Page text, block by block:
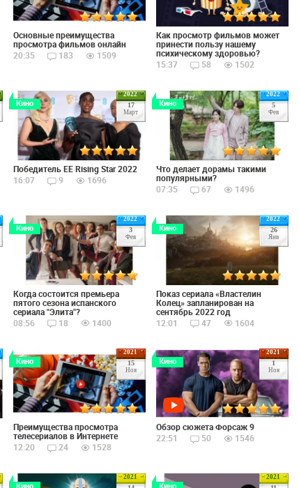
Основные преимущества
просмотра фильмов онлайн
20:35
183 1509
Как просмотр фильмов может
принести пользу нашему
психическому здоровью?
15:37
58 1502
2022
17
Март
Кино
Победитель EE Rising Star 2022
16:07
9 1696
2022
5
Фев
Кино
Что делает дорамы такими
популярными?
07:35
67 1496
2022
3
Фев
Кино
Когда состоится премьера
пятого сезона испанского
сериала "Элита"?
08:56
18 1400
2022
26
Янв
Кино
Показ сериала «Властелин
Колец» запланирован на
сентябрь 2022 год
12:01
47 1604
2021
15
Ноя
Кино
Преимущества просмотра
телесериалов в Интернете
12:20
24 1528
2021
1
Ноя
Кино
Обзор сюжета Форсаж 9
22:51
50 1546
2021
Кино
2021
Кино